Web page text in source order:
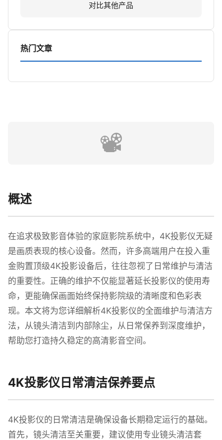
📽️
概述
在追求极致影音体验的家庭影院系统中，4K投影仪无疑
是画质表现的核心设备。然而，许多高端用户在投入重
金购置顶级4K投影设备后，往往忽视了日常维护与清洁
的重要性。正确的维护不仅能显著延长投影仪的使用寿
命，更能确保画面始终保持影院级的清晰度和色彩表
现。本文将为您详细解析4K投影仪的全面维护与清洁方
法，从镜头清洁到内部除尘，从日常保养到深度维护，
帮助您打造持久稳定的高清影音空间。
4K投影仪日常清洁保养要点
4K投影仪的日常清洁是确保设备长期稳定运行的基础。
首先，镜头清洁至关重要，建议使用专业镜头清洁套
对比其他产品
热门文章